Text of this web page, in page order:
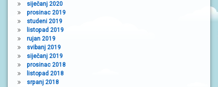
siječanj 2020
prosinac 2019
studeni 2019
listopad 2019
rujan 2019
svibanj 2019
siječanj 2019
prosinac 2018
listopad 2018
srpanj 2018